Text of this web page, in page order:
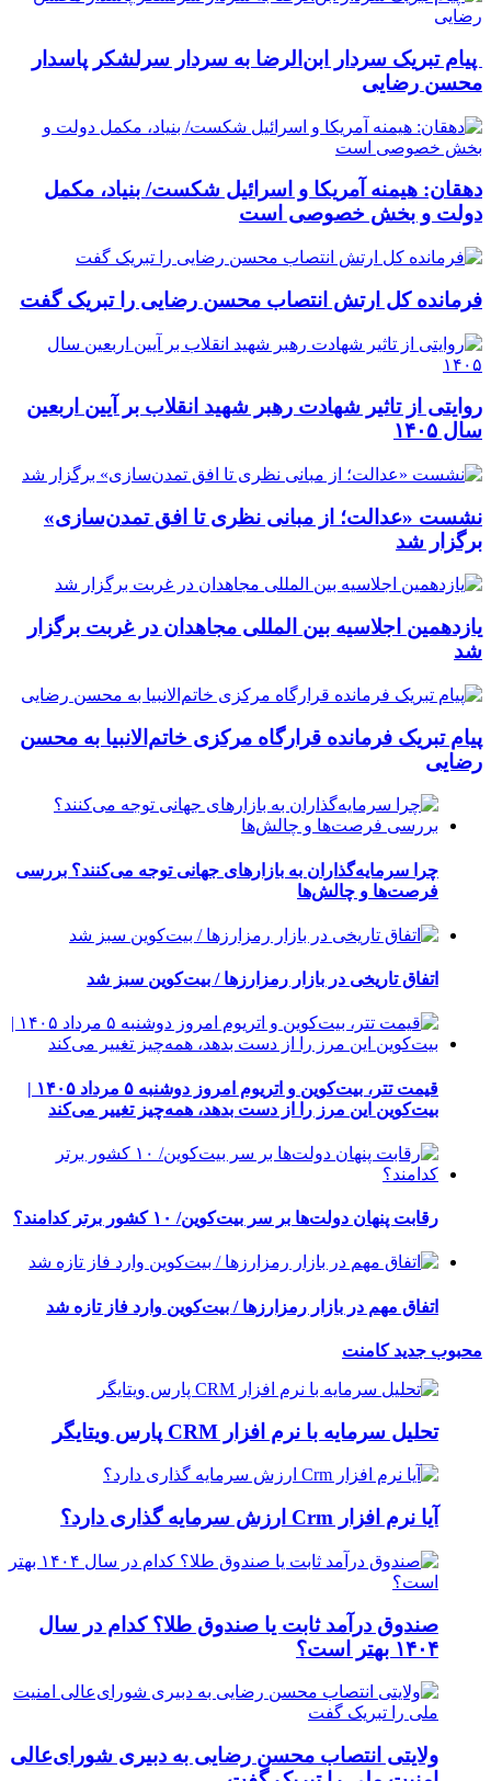
پیام تبریک سردار ابن‌الرضا به سردار سرلشکر پاسدار
محسن رضایی
دهقان: هیمنه آمریکا و اسرائیل شکست/ بنیاد، مکمل
دولت و بخش خصوصی است
فرمانده کل ارتش انتصاب محسن رضایی را تبریک گفت
روایتی از تاثیر شهادت رهبر شهید انقلاب بر آیین اربعین
سال ۱۴۰۵
نشست «عدالت؛ از مبانی نظری تا افق تمدن‌سازی»
برگزار شد
یازدهمین اجلاسیه بین المللی مجاهدان در غربت برگزار
شد
پیام تبریک فرمانده قرارگاه مرکزی خاتم‌الانبیا به محسن
رضایی
چرا سرمایه‌گذاران به بازارهای جهانی توجه می‌کنند؟ بررسی
فرصت‌ها و چالش‌ها
اتفاق تاریخی در بازار رمزارزها / بیت‌کوین سبز شد
قیمت تتر، بیت‌کوین و اتریوم امروز دوشنبه ۵ مرداد ۱۴۰۵ |
بیت‌کوین این مرز را از دست بدهد، همه‌چیز تغییر می‌کند
رقابت پنهان دولت‌ها بر سر بیت‌کوین/ ۱۰ کشور برتر کدامند؟
اتفاق مهم در بازار رمزارزها / بیت‌کوین وارد فاز تازه شد
محبوب جدیدکامنت
تحلیل سرمایه با نرم افزار CRM پارس ویتایگر
آیا نرم افزار Crm ارزش سرمایه گذاری دارد؟
صندوق درآمد ثابت یا صندوق طلا؟ کدام در سال
۱۴۰۴ بهتر است؟
ولایتی انتصاب محسن رضایی به دبیری شورای‌عالی